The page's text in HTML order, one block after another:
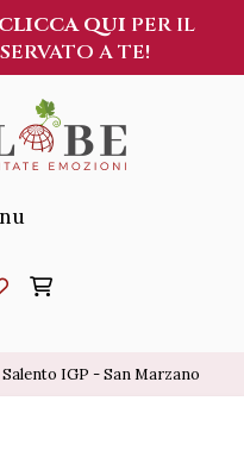
CLICCA QUI PER IL
A TE!
IGP - San Marzano